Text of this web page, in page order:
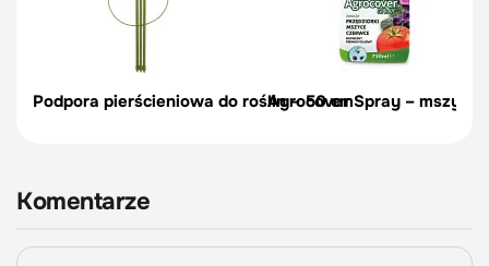
Podpora pierścieniowa do roślin – 50 cm
Agrocover Spray –
Komentarze